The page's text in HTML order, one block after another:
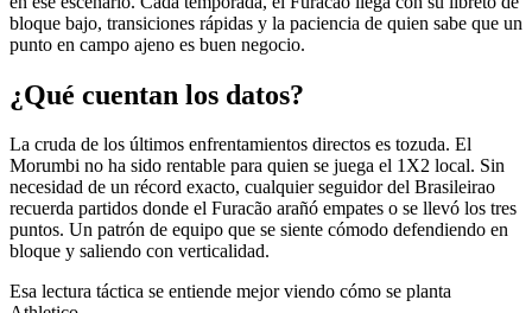
bloque bajo, transiciones rápidas y la paciencia de quien sabe que un
punto en campo ajeno es buen negocio.
¿Qué cuentan los datos?
La cruda de los últimos enfrentamientos directos es tozuda. El
Morumbi no ha sido rentable para quien se juega el 1X2 local. Sin
necesidad de un récord exacto, cualquier seguidor del Brasileirao
recuerda partidos donde el Furacão arañó empates o se llevó los tres
puntos. Un patrón de equipo que se siente cómodo defendiendo en
bloque y saliendo con verticalidad.
Esa lectura táctica se entiende mejor viendo cómo se planta